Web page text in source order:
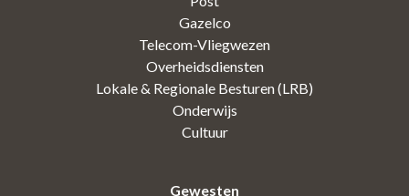
Gazelco
Telecom-Vliegwezen
Overheidsdiensten
Lokale & Regionale Besturen (LRB)
Onderwijs
Cultuur
Gewesten